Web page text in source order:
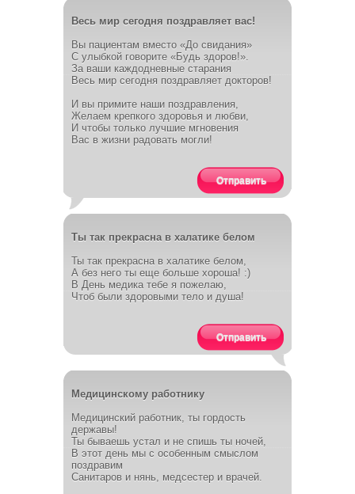
Весь мир сегодня поздравляет вас!
Вы пациентам вместо «До свидания»
С улыбкой говорите «Будь здоров!».
За ваши каждодневные старания
Весь мир сегодня поздравляет докторов!
И вы примите наши поздравления,
Желаем крепкого здоровья и любви,
И чтобы только лучшие мгновения
Вас в жизни радовать могли!
Отправить
Ты так прекрасна в халатике белом
Ты так прекрасна в халатике белом,
А без него ты еще больше хороша! :)
В День медика тебе я пожелаю,
Чтоб были здоровыми тело и душа!
Отправить
Медицинскому работнику
Медицинский работник, ты гордость
державы!
Ты бываешь устал и не спишь ты ночей,
В этот день мы с особенным смыслом
поздравим
Санитаров и нянь, медсестер и врачей.